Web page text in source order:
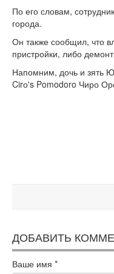
По его словам,
города.
Он также сообщил, что
пристройки, либо
Напомним, дочь и зять
Cirо's Pomodoro Чиро
ДОБАВИТЬ
Ваше имя *